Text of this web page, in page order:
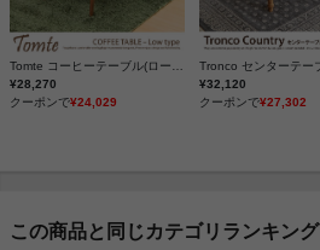
¥28,270
クーポンで¥24,029
¥32,120
クーポンで¥27,302
この商品と同じカテゴリランキング